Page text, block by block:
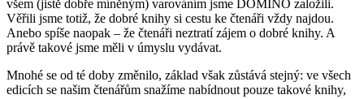
všem (jistě dobře míněným) varováním jsme DOMINO založili.
Věřili jsme totiž, že dobré knihy si cestu ke čtenáři vždy najdou.
Anebo spíše naopak – že čtenáři neztratí zájem o dobré knihy. A
právě takové jsme měli v úmyslu vydávat.
Mnohé se od té doby změnilo, základ však zůstává stejný: ve všech
edicích se našim čtenářům snažíme nabídnout pouze takové knihy,